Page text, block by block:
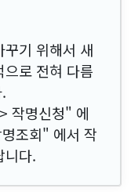
기 위해서 새
로 전혀 다름
작명신청" 에
조회" 에서 작
니다.